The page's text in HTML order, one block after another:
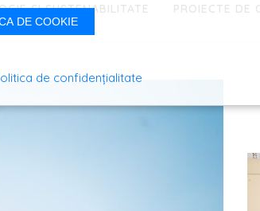
ȘI SUSTENABILITATE PROIECTE DE
DE COOKIE
de confidențialitate